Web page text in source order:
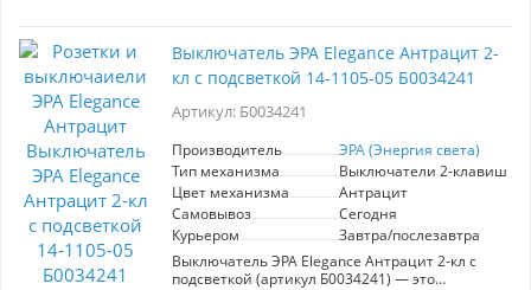
ЭРА известна высоким качеством и
долговечностью работы данного выключателя.
Рамки для установки приобретаются отдельно,
что позволяет вам подобрать идеальное
оформление для вашего пространства.
выбором для создания стильного и
функционального освещения в вашем доме
или офисе. Простота установки и лаконичный
дизайн делают эту модель идеальным
решением для любых задач освещения.
Выключатель ЭРА Elegance Антрацит 2-
кл с подсветкой 14-1105-05 Б0034241
Артикул: Б0034241
Производитель
ЭРА (Энергия света)
Тип механизма
Выключатели 2-
Цвет механизма
Антрацит
Самовывоз
Сегодня
Курьером
Завтра/послезавтра
Выключатель ЭРА Elegance Антрацит 2-кл с
подсветкой (артикул Б0034241) — это